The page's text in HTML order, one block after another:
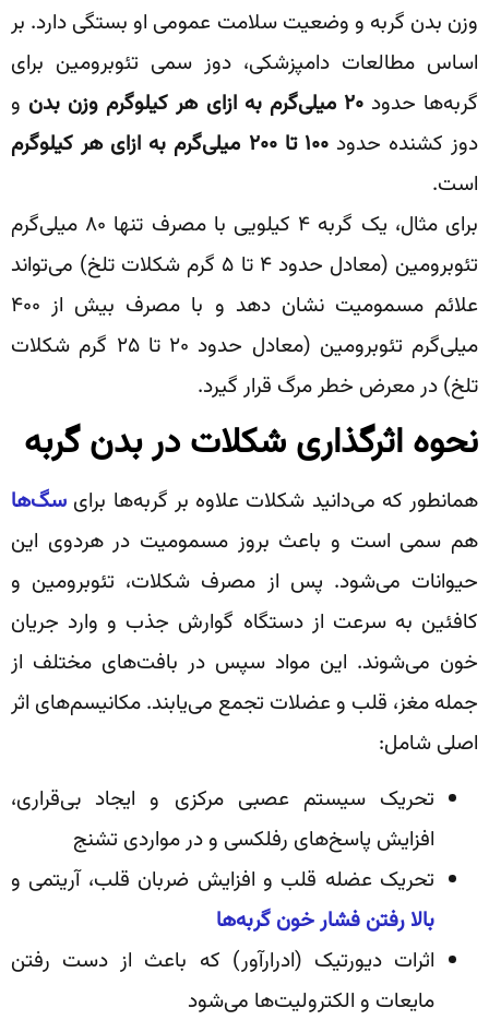
وزن بدن گربه و وضعیت سلامت عمومی او بستگی دارد. بر
اساس مطالعات دامپزشکی، دوز سمی تئوبرومین برای
گربه‌ها حدود۲۰ میلی‌گرم به ازای هر کیلوگرم وزن بدن و
دوز کشنده حدود۱۰۰ تا۲۰۰ میلی‌گرم به ازای هر کیلوگرم
است.
برای مثال، یک گربه ۴ کیلویی با مصرف تنها ۸۰ میلی‌گرم
تئوبرومین (معادل حدود ۴ تا ۵ گرم شکلات تلخ) می‌تواند
علائم مسمومیت نشان دهد و با مصرف بیش از ۴۰۰
میلی‌گرم تئوبرومین (معادل حدود ۲۰ تا ۲۵ گرم شکلات
تلخ) در معرض خطر مرگ قرار گیرد.
نحوه اثرگذاری شکلات در بدن گربه
همانطور که می‌دانید شکلات علاوه بر گربه‌ها برای سگ‌ها
هم سمی است و باعث بروز مسمومیت در هردوی این
حیوانات می‌شود. پس از مصرف شکلات، تئوبرومین و
کافئین به سرعت از دستگاه گوارش جذب و وارد جریان
خون می‌شوند. این مواد سپس در بافت‌های مختلف از
جمله مغز، قلب و عضلات تجمع می‌یابند. مکانیسم‌های اثر
اصلی شامل:
تحریک سیستم عصبی مرکزی و ایجاد بی‌قراری،
افزایش پاسخ‌های رفلکسی و در مواردی تشنج
تحریک عضله قلب و افزایش ضربان قلب، آریتمی و
بالا رفتن فشار خون گربه‌ها
اثرات دیورتیک (ادرارآور) که باعث از دست رفتن
مایعات و الکترولیت‌ها می‌شود